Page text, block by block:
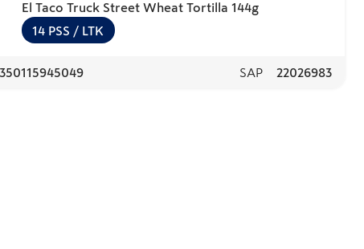
El Taco Truck Street Wheat Tortilla 144g
14 PSS / LTK
SAP 22026983